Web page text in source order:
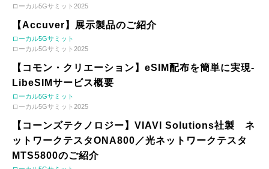
ローカル5Gサミット2025
【Accuver】展示製品のご紹介
ローカル5Gサミット
ローカル5Gサミット2025
【コモン・クリエーション】eSIM配布を簡単に実現-
LibeSIMサービス概要
ローカル5Gサミット
ローカル5Gサミット2025
【コーンズテクノロジー】VIAVI Solutions社製 ネ
ットワークテスタONA800／光ネットワークテスタ
MTS5800のご紹介